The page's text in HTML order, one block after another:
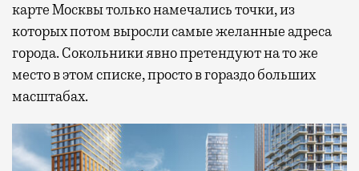
карте Москвы только намечались точки, из
которых потом выросли самые желанные адреса
города. Сокольники явно претендуют на то же
место в этом списке, просто в гораздо больших
масштабах.